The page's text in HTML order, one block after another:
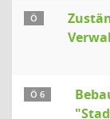
Ö
Ö 6